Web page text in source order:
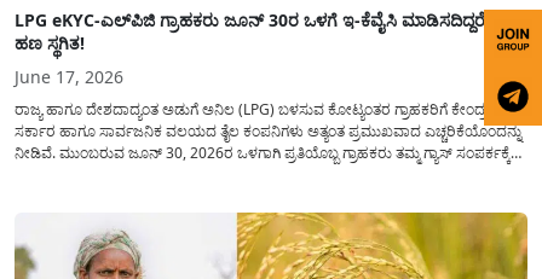
LPG eKYC-ಎಲ್‌ಪಿಜಿ ಗ್ರಾಹಕರು ಜೂನ್ 30ರ ಒಳಗೆ ಇ-ಕೆವೈಸಿ ಮಾಡಿಸದಿದ್ದರೆ ಸಬ್ಸಿಡಿ
ಹಣ ಸ್ಥಗಿತ!
June 17, 2026
ರಾಜ್ಯ ಹಾಗೂ ದೇಶದಾದ್ಯಂತ ಅಡುಗೆ ಅನಿಲ (LPG) ಬಳಸುವ ಕೋಟ್ಯಂತರ ಗ್ರಾಹಕರಿಗೆ ಕೇಂದ್ರ
ಸರ್ಕಾರ ಹಾಗೂ ಸಾರ್ವಜನಿಕ ವಲಯದ ತೈಲ ಕಂಪನಿಗಳು ಅತ್ಯಂತ ಪ್ರಮುಖವಾದ ಎಚ್ಚರಿಕೆಯೊಂದನ್ನು
ನೀಡಿವೆ. ಮುಂಬರುವ ಜೂನ್ 30, 2026ರ ಒಳಗಾಗಿ ಪ್ರತಿಯೊಬ್ಬ ಗ್ರಾಹಕರು ತಮ್ಮ ಗ್ಯಾಸ್ ಸಂಪರ್ಕಕ್ಕೆ